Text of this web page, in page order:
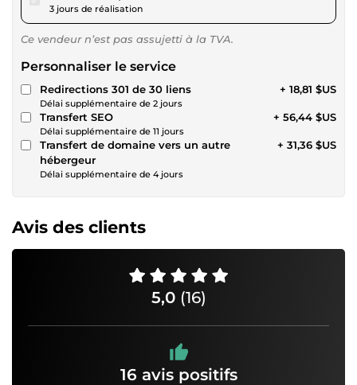
3 jours de réalisation
Ce vendeur n’est pas assujetti à la TVA.
Personnaliser le service
Redirections 301 de 30 liens
Délai supplémentaire de 2 jours
+ 18,81 $US
Transfert SEO
Délai supplémentaire de 11 jours
+ 56,44 $US
Transfert de domaine vers un autre
hébergeur
Délai supplémentaire de 4 jours
+ 31,36 $US
Avis des clients
5,0 (16)
16 avis positifs